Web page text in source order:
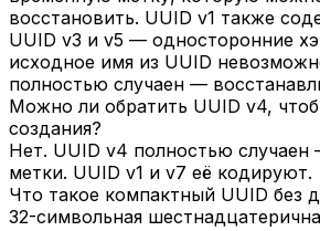
восстановить. UUID v1 также
UUID v3 и v5 — односторонние
исходное имя из UUID
полностью случаен —
Можно ли обратить UUID v4,
создания?
Нет. UUID v4 полностью
метки. UUID v1 и v7 её кодируют.
Что такое компактный UUID без
32-символьная